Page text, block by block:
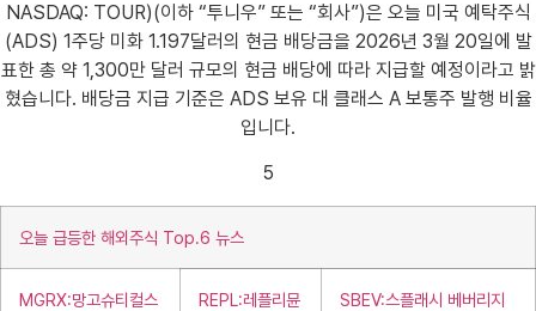
NASDAQ: TOUR)(이하 “투니우” 또는 “회사”)은 오늘 미국 예탁주식
(ADS) 1주당 미화 1.197달러의 현금 배당금을 2026년 3월 20일에 발
표한 총 약 1,300만 달러 규모의 현금 배당에 따라 지급할 예정이라고 밝
혔습니다. 배당금 지급 기준은 ADS 보유 대 클래스 A 보통주 발행 비율
입니다.
5
오늘 급등한 해외주식 Top.6 뉴스
MGRX:망고슈티컬스
REPL:레플리뮨
SBEV:스플래시 베버리지